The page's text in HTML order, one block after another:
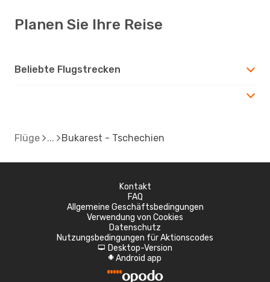
Planen Sie Ihre Reise
Beliebte Flugstrecken
Flüge Bukarest - Tschechien
Kontakt
FAQ
Allgemeine Geschäftsbedingungen
Verwendung von Cookies
Datenschutz
Nutzungsbedingungen für Aktionscodes
d Desktop-Version
A Android app